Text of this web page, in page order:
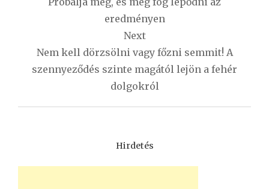
eredményen
Next
Nem kell dörzsölni vagy főzni semmit! A
szennyeződés szinte magától lejön a fehér
dolgokról
Hirdetés